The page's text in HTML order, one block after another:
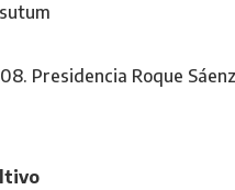
Presidencia Roque